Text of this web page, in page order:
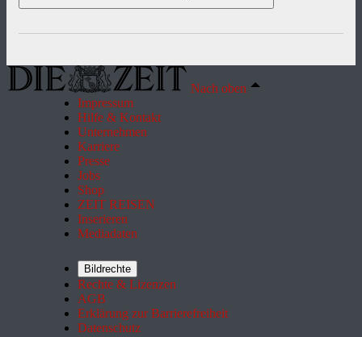
Nach oben
Impressum
Hilfe & Kontakt
Unternehmen
Karriere
Presse
Jobs
Shop
ZEIT REISEN
Inserieren
Mediadaten
Bildrechte
Rechte & Lizenzen
AGB
Erklärung zur Barrierefreiheit
Datenschutz